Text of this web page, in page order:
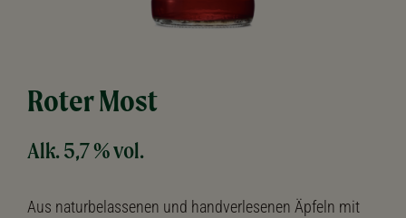
Roter Most
Alk. 5,7 % vol.
Aus naturbelassenen und handverlesenen Äpfeln mit